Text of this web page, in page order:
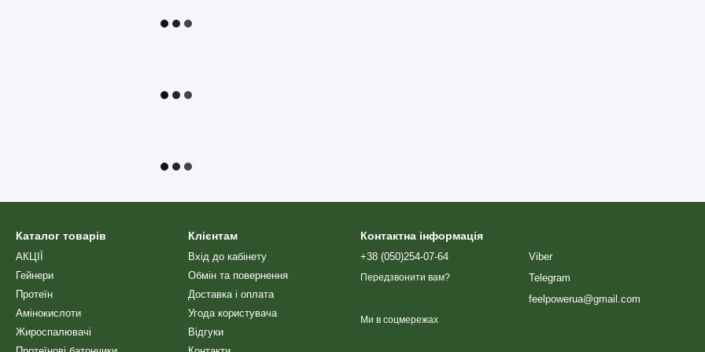
Каталог товарів
АКЦІЇ
Гейнери
Протеїн
Амінокислоти
Жироспалювачі
Клієнтам
Вхід до кабінету
Обмін та повернення
Доставка і оплата
Угода користувача
Відгуки
Контактна інформація
+38 (050)254-07-64
Передзвонити вам?
Viber
Telegram
feelpowerua@gmail.com
Ми в соцмережах